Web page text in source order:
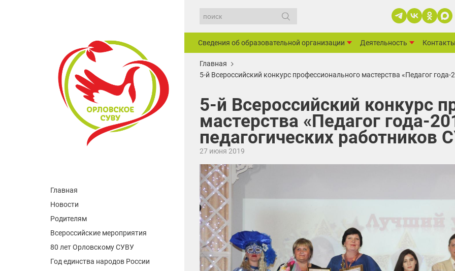
Главная
Новости
Родителям
Всероссийские мероприятия
80 лет Орловскому СУВУ
Год единства народов России
Сведения об образовательной организации Деятельность Контакты
Главная
5-й Всероссийский конкурс профессионального мастерства «Педагог
5-й Всероссийский конкурс
мастерства «Педагог года-
педагогических работников
27 июня 2019